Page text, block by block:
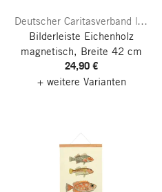
Deutscher Caritasverband | Caritas Wendelstein Werkstätten
Bilderleiste Eichenholz
magnetisch, Breite 42 cm
24,90 €
+ weitere Varianten